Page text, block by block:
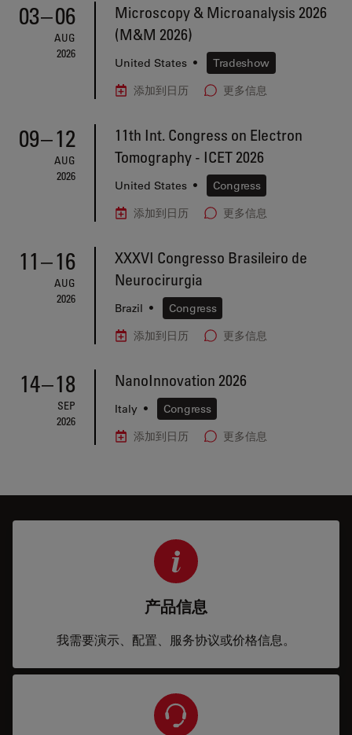
03–06
AUG
2026
Microscopy & Microanalysis 2026
(M&M 2026)
United States •
Tradeshow
添加到日历
更多信息
09–12
AUG
2026
11th Int. Congress on Electron
Tomography - ICET 2026
United States •
Congress
添加到日历
更多信息
11–16
AUG
2026
XXXVI Congresso Brasileiro de
Neurocirurgia
Brazil •
Congress
添加到日历
更多信息
14–18
SEP
2026
NanoInnovation 2026
Italy •
Congress
添加到日历
更多信息
产品信息
我需要演示、配置、服务协议或价格信息。